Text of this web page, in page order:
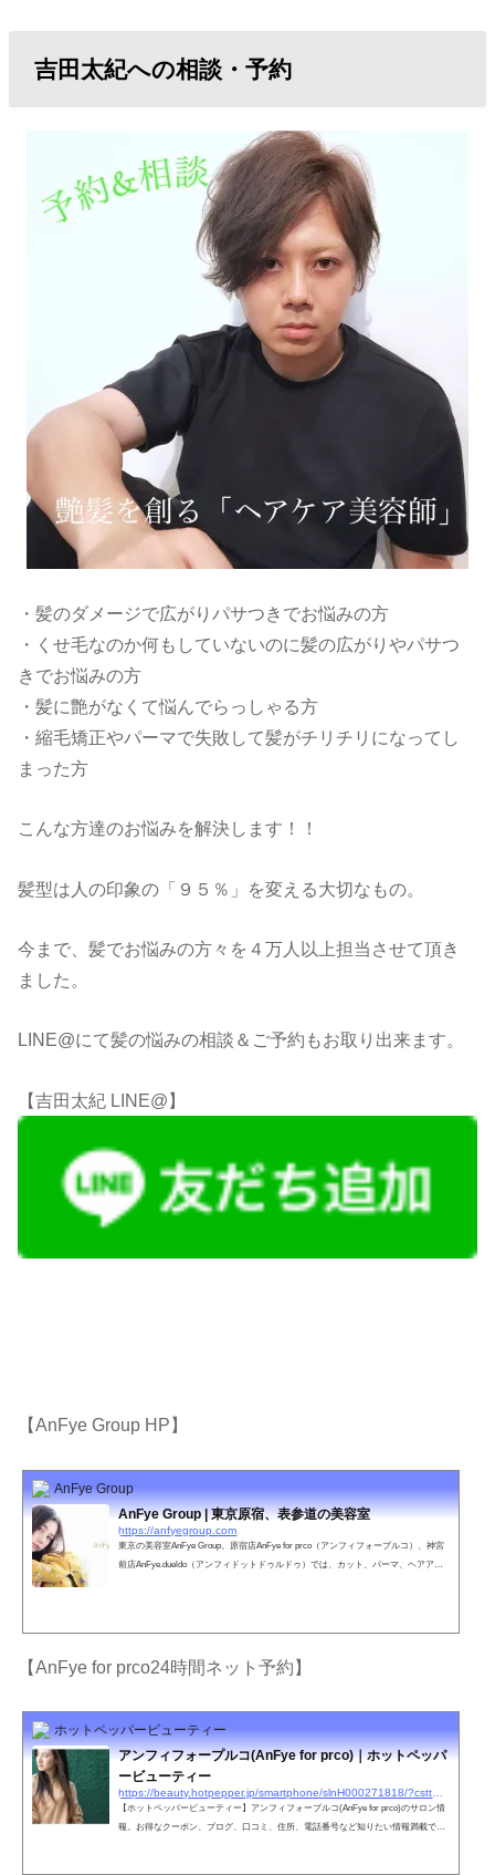
吉田太紀への相談・予約
・髪のダメージで広がりパサつきでお悩みの方
・くせ毛なのか何もしていないのに髪の広がりやパサつ
きでお悩みの方
・髪に艶がなくて悩んでらっしゃる方
・縮毛矯正やパーマで失敗して髪がチリチリになってし
まった方
こんな方達のお悩みを解決します！！
髪型は人の印象の「９５％」を変える大切なもの。
今まで、髪でお悩みの方々を４万人以上担当させて頂き
ました。
LINE@にて髪の悩みの相談＆ご予約もお取り出来ます。
【吉田太紀 LINE@】
【AnFye Group HP】
AnFye Group
AnFye Group | 東京原宿、表参道の美容室
https://anfyegroup.com
東京の美容室AnFye Group。原宿店AnFye for prco（アンフィフォープルコ）、神宮
前店AnFye.dueldo（アンフィドットドゥルドゥ）では、カット、パーマ、ヘアアレ
【AnFye for prco24時間ネット予約】
ホットペッパービューティー
アンフィフォープルコ(AnFye for prco)｜ホットペッパ
ービューティー
【ホットペッパービューティー】アンフィフォープルコ(AnFye for prco)のサロン情
報。お得なクーポン、ブログ、口コミ、住所、電話番号など知りたい情報満載で